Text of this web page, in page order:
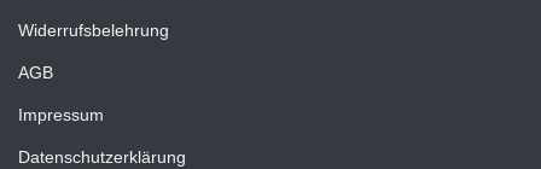
Widerrufsbelehrung
AGB
Impressum
Datenschutzerklärung